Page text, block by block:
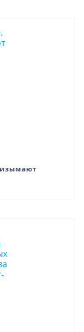
изымают